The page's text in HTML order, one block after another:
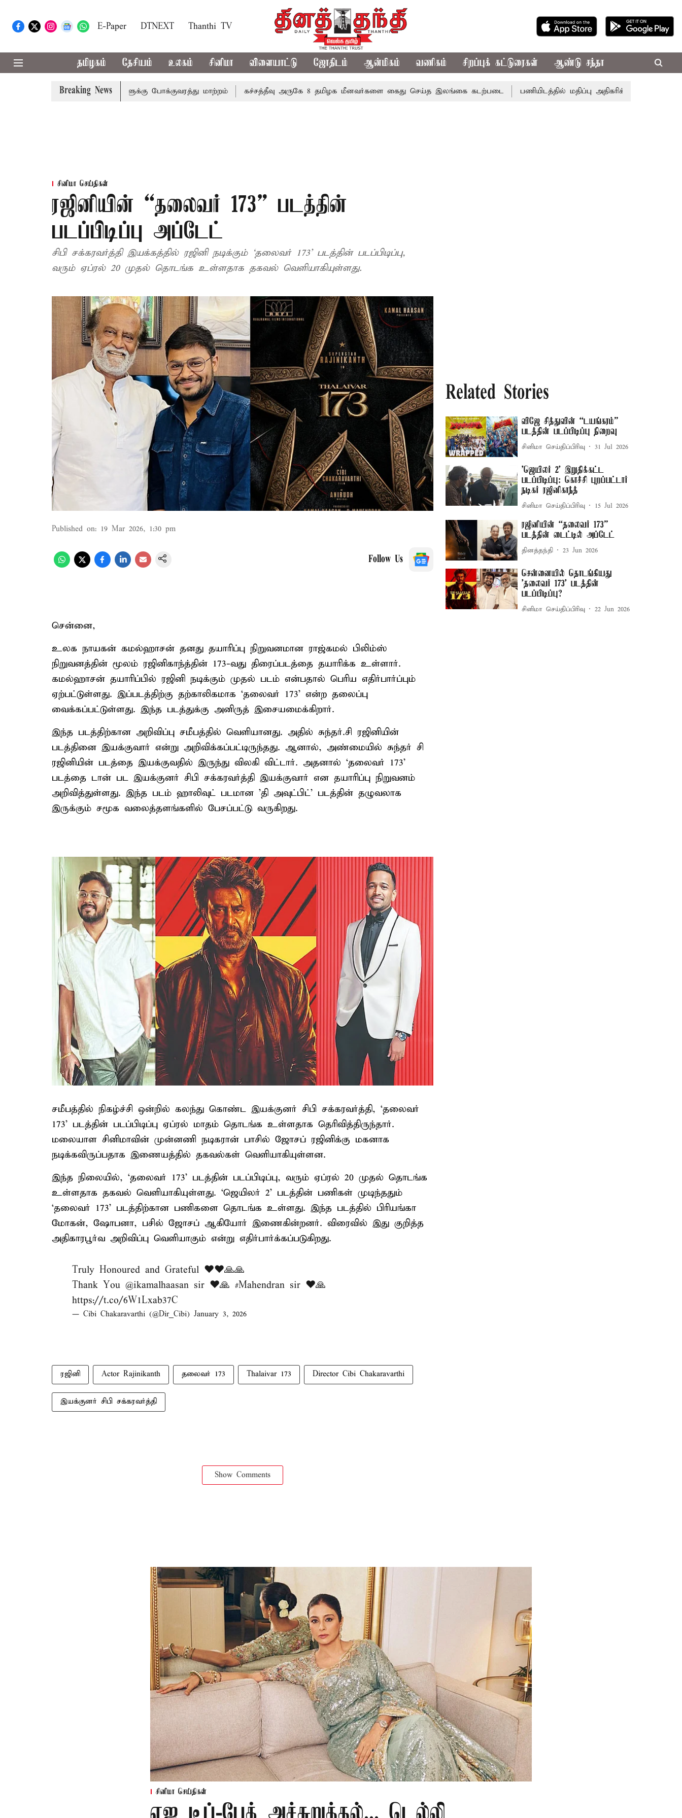
E-Paper DTNEXT Thanthi TV
தமிழகம் தேசியம் உலகம் சினிமா விளையாட்டு ஜோதிடம் ஆன்மிகம் வணிகம் சிறப்புக் கட்டுரைகள் ஆண்டு சந்தா
Breaking News
மூன்று நாட்களுக்கு போக்குவரத்து மாற்றம் கச்சத்தீவு அருகே 8 தமிழக மீனவர்களை கைது செய்த இலங்கை கடற்படை பணியிடத்தில் மதிப்பு அதிகரிக்கும்... இன்றைய ராசிபலன்
சினிமா செய்திகள்
ரஜினியின் “தலைவர் 173” படத்தின்
படப்பிடிப்பு அப்டேட்
சிபி சக்கரவர்த்தி இயக்கத்தில் ரஜினி நடிக்கும் ‘தலைவர் 173’ படத்தின் படப்பிடிப்பு,
வரும் ஏப்ரல் 20 முதல் தொடங்க உள்ளதாக தகவல் வெளியாகியுள்ளது.
Published on: 19 Mar 2026, 1:30 pm
Follow Us
சென்னை,
உலக நாயகன் கமல்ஹாசன் தனது தயாரிப்பு நிறுவனமான ராஜ்கமல் பிலிம்ஸ்
நிறுவனத்தின் மூலம் ரஜினிகாந்த்தின் 173-வது திரைப்படத்தை தயாரிக்க உள்ளார்.
கமல்ஹாசன் தயாரிப்பில் ரஜினி நடிக்கும் முதல் படம் என்பதால் பெரிய எதிர்பார்ப்பும்
ஏற்பட்டுள்ளது. இப்படத்திற்கு தற்காலிகமாக ‘தலைவர் 173’ என்ற தலைப்பு
வைக்கப்பட்டுள்ளது. இந்த படத்துக்கு அனிருத் இசையமைக்கிறார்.
இந்த படத்திற்கான அறிவிப்பு சமீபத்தில் வெளியானது. அதில் சுந்தர்.சி ரஜினியின்
படத்தினை இயக்குவார் என்று அறிவிக்கப்பட்டிருந்தது. ஆனால், அண்மையில் சுந்தர் சி
ரஜினியின் படத்தை இயக்குவதில் இருந்து விலகி விட்டார். அதனால் ‘தலைவர் 173’
படத்தை டான் பட இயக்குனர் சிபி சக்கரவர்த்தி இயக்குவார் என தயாரிப்பு நிறுவனம்
அறிவித்துள்ளது. இந்த படம் ஹாலிவுட் படமான 'தி அவுட்பிட்' படத்தின் தழுவலாக
இருக்கும் சமூக வலைத்தளங்களில் பேசப்பட்டு வருகிறது.
சமீபத்தில் நிகழ்ச்சி ஒன்றில் கலந்து கொண்ட இயக்குனர் சிபி சக்கரவர்த்தி, ‘தலைவர்
173’ படத்தின் படப்பிடிப்பு ஏப்ரல் மாதம் தொடங்க உள்ளதாக தெரிவித்திருந்தார்.
மலையாள சினிமாவின் முன்னணி நடிகரான் பாசில் ஜோசப் ரஜினிக்கு மகனாக
நடிக்கவிருப்பதாக இணையத்தில் தகவல்கள் வெளியாகியுள்ளன.
இந்த நிலையில், ‘தலைவர் 173’ படத்தின் படப்பிடிப்பு, வரும் ஏப்ரல் 20 முதல் தொடங்க
உள்ளதாக தகவல் வெளியாகியுள்ளது. ‘ஜெயிலர் 2’ படத்தின் பணிகள் முடிந்ததும்
‘தலைவர் 173’ படத்திற்கான பணிகளை தொடங்க உள்ளது. இந்த படத்தில் பிரியங்கா
மோகன், ஷோபனா, பசில் ஜோசப் ஆகியோர் இணைகின்றனர். விரைவில் இது குறித்த
அதிகாரபூர்வ அறிவிப்பு வெளியாகும் என்று எதிர்பார்க்கப்படுகிறது.
Truly Honoured and Grateful ❤️❤️🙏🙏
Thank You @ikamalhaasan sir ❤️🙏 #Mahendran sir ❤️🙏
https://t.co/6W1Lxab37C
— Cibi Chakaravarthi (@Dir_Cibi) January 3, 2026
ரஜினி Actor Rajinikanth தலைவர் 173 Thalaivar 173 Director Cibi Chakaravarthi
இயக்குனர் சிபி சக்கரவர்த்தி
Show Comments
Related Stories
விஜே சித்துவின் “டயங்கரம்”
படத்தின் படப்பிடிப்பு நிறைவு
சினிமா செய்திப்பிரிவு 31 Jul 2026
'ஜெயிலர் 2’ இறுதிக்கட்ட
படப்பிடிப்பு: கொச்சி புறப்பட்டார்
நடிகர் ரஜினிகாந்த்
சினிமா செய்திப்பிரிவு 15 Jul 2026
ரஜினியின் “தலைவர் 173”
படத்தின் டைட்டில் அப்டேட்
தினத்தந்தி 23 Jun 2026
சென்னையில் தொடங்கியது
'தலைவர் 173' படத்தின்
படப்பிடிப்பு?
சினிமா செய்திப்பிரிவு 22 Jun 2026
சினிமா செய்திகள்